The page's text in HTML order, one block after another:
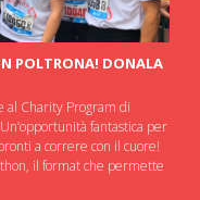
POLTRONA! DONALA
al Charity Program di
fantastica per
a correre con il cuore!
il format che permette